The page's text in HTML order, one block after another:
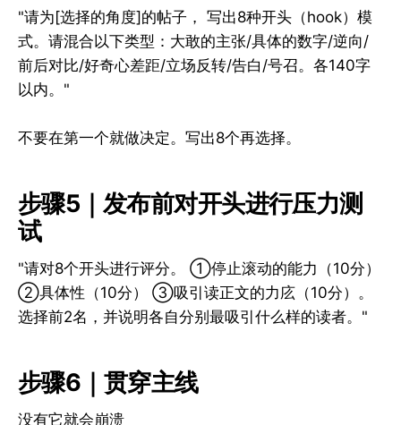
"请为[选择的角度]的帖子， 写出8种开头（hook）模
式。请混合以下类型：大敢的主张/具体的数字/逆向/
前后对比/好奇心差距/立场反转/告白/号召。各140字
以内。"
不要在第一个就做决定。写出8个再选择。
步骤5｜发布前对开头进行压力测
试
"请对8个开头进行评分。 ①停止滚动的能力（10分）
②具体性（10分） ③吸引读正文的力庅（10分）。
选择前2名，并说明各自分别最吸引什么样的读者。"
步骤6｜贯穿主线
没有它就会崩溃